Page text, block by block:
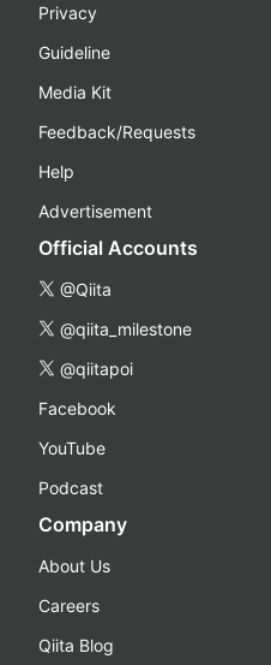
Privacy
Guideline
Media Kit
Feedback/Requests
Help
Advertisement
Official Accounts
@Qiita
@qiita_milestone
@qiitapoi
Facebook
YouTube
Podcast
Company
About Us
Careers
Qiita Blog